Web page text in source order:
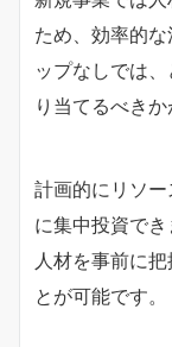
ため、効率的
ップなしでは
り当てるべき
計画的にリソ
に集中投資で
人材を事前に
とが可能です。